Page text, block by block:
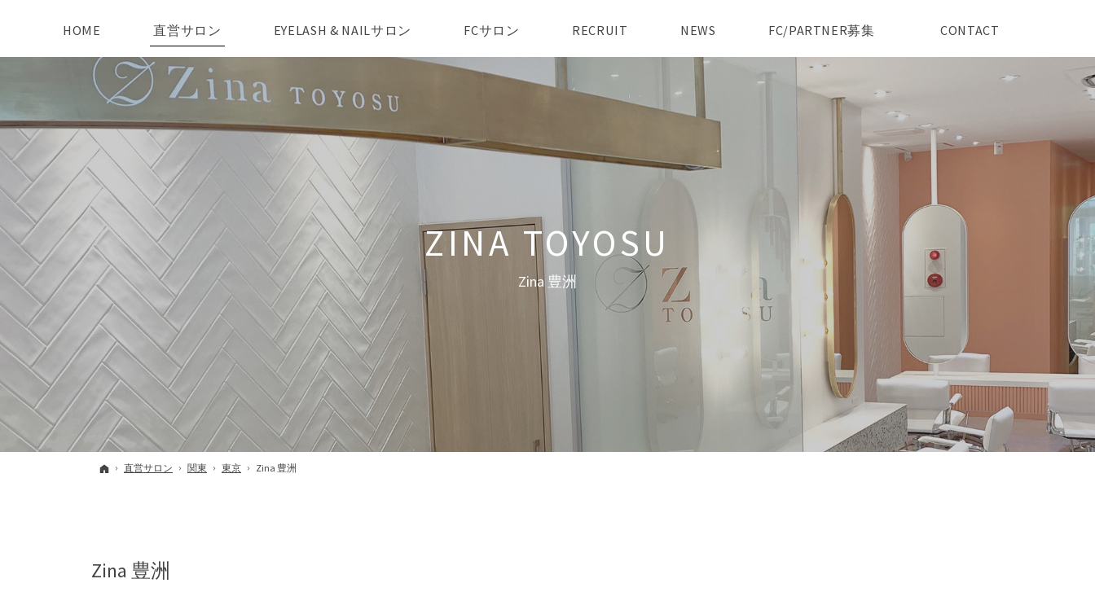
Zina 豊洲
ホーム
直営サロン 関東 東京 Zina 豊洲
Zina 豊洲
HOME 直営サロン EYELASH & NAILサロン FCサロン RECRUIT NEWS FC/PARTNER募集 CONTACT